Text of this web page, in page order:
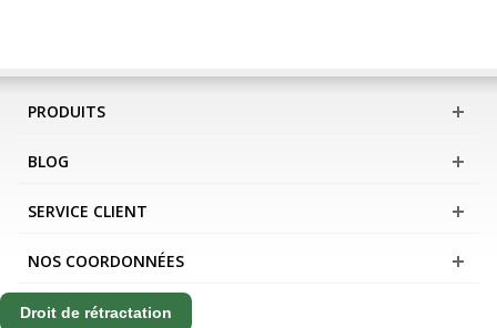
PRODUITS
BLOG
SERVICE CLIENT
NOS COORDONNÉES
Droit de rétractation